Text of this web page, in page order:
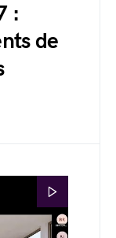
:
de